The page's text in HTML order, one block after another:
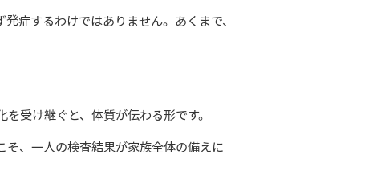
症するわけではありません。あくまで、
受け継ぐと、体質が伝わる形です。
そ、一人の検査結果が家族全体の備えに